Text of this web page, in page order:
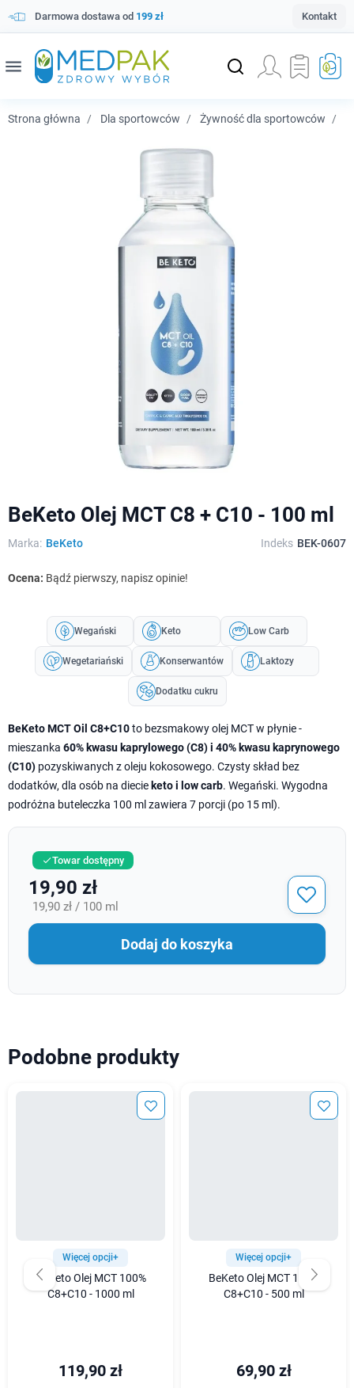
Darmowa dostawa od 199 zł Kontakt
menu
Strona główna Dla sportowców Żywność dla sportowców
BeKeto Olej MCT C8 + C10 - 100 ml
Marka: BeKeto Indeks BEK-0607
Ocena: Bądź pierwszy, napisz opinie!
Wegański Keto Low Carb
Wegetariański Konserwantów Laktozy
Dodatku cukru
BeKeto MCT Oil C8+C10to bezsmakowy olej MCT w płynie -
mieszanka 60% kwasu kaprylowego (C8) i 40% kwasu kaprynowego
(C10) pozyskiwanych z oleju kokosowego. Czysty skład bez
dodatków, dla osób na diecie keto i low carb. Wegański. Wygodna
podróżna buteleczka 100 ml zawiera 7 porcji (po 15 ml).
Towar dostępny
19,90 zł
19,90 zł / 100 ml
Dodaj do koszyka
Podobne produkty
Więcej opcji+
BeKeto Olej MCT 100%
C8+C10 - 1000 ml
119,90 zł
Więcej opcji+
BeKeto Olej MCT 100%
C8+C10 - 500 ml
69,90 zł